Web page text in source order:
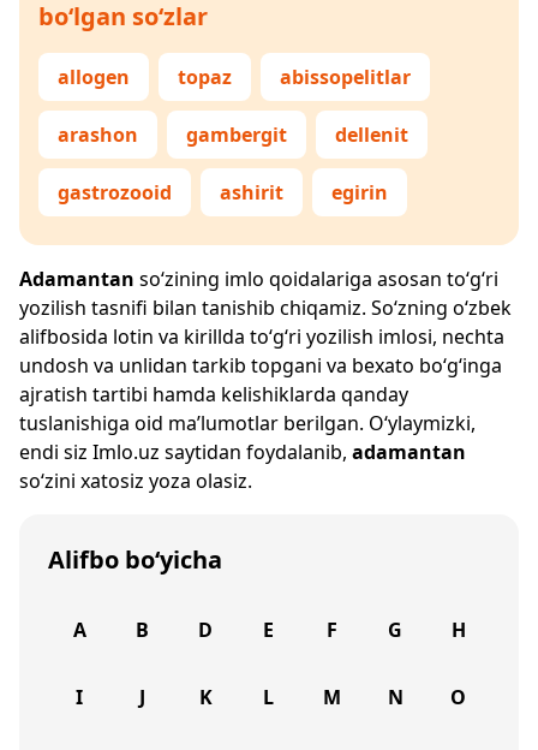
bo‘lgan so‘zlar
allogen topaz abissopelitlar
arashon gambergit dellenit
gastrozooid ashirit egirin
Adamantan so‘zining imlo qoidalariga asosan to‘g‘ri
yozilish tasnifi bilan tanishib chiqamiz. So‘zning o‘zbek
alifbosida lotin va kirillda to‘g‘ri yozilish imlosi, nechta
undosh va unlidan tarkib topgani va bexato bo‘g‘inga
ajratish tartibi hamda kelishiklarda qanday
tuslanishiga oid ma’lumotlar berilgan. O‘ylaymizki,
endi siz Imlo.uz saytidan foydalanib, adamantan
so‘zini xatosiz yoza olasiz.
Alifbo bo‘yicha
A B D E F G H
I J K L M N O